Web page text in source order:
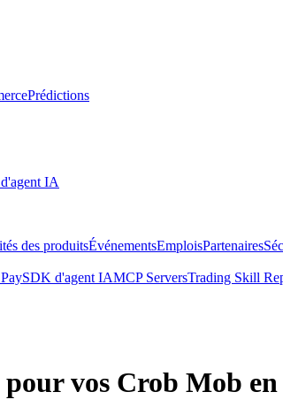
Prédictions
IA
des produitsÉvénementsEmploisPartenaires
SDK d'agent IAMCP ServersTrading Skill
vos Crob Mob